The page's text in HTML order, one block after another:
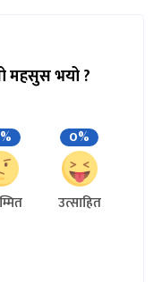
महसुस भयो ?
0%
उत्साहित